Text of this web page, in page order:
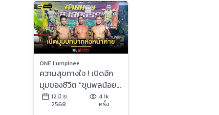
ONE Lumpinee
ความสุขทางใจ ! เปิดอีก
มุมของชีวิต “ขุนพลน้อย”
กับบทบาทหัวหน้าค่าย
ส.เสกสรร
12 มิ.ย.
2568
4.1k
ครั้ง